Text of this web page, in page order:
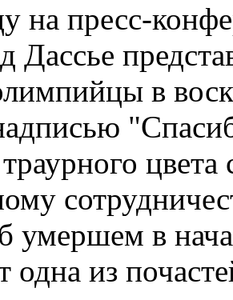
на пресс-
в
умершем в
одна из